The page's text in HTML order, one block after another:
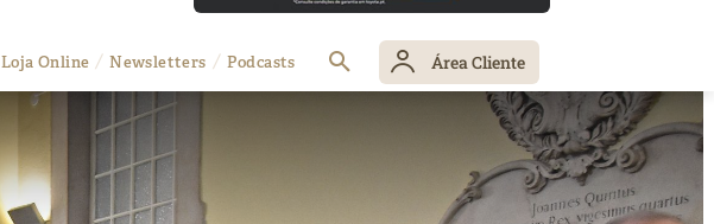
Loja Online Newsletters Podcasts Área Cliente